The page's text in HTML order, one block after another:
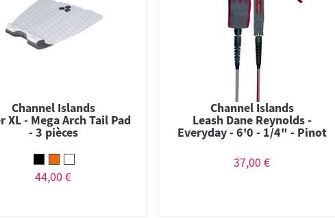
Channel Islands
XL - Mega Arch Tail Pad
- 3 pièces
44,00 €
Channel Islands
Leash Dane Reynolds -
Everyday - 6'0 - 1/4" - Pinot
37,00 €